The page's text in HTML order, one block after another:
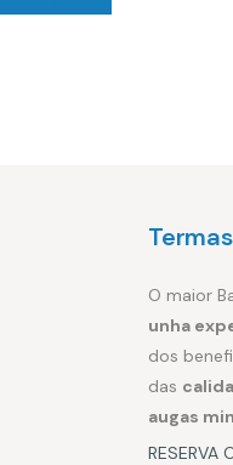
O maior
unha
dos
das
augas
RESERVA